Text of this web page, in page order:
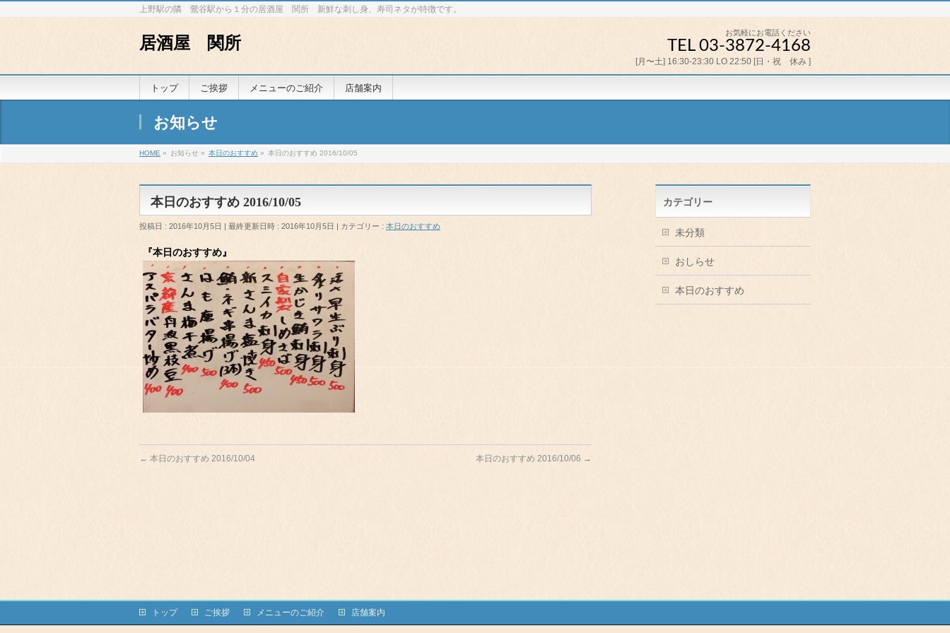
上野駅の隣 鶯谷駅から１分の居酒屋 関所 新鮮な刺し身、寿司ネタが特徴です。
居酒屋 関所
お気軽にお電話ください
TEL 03-3872-4168
[月〜土] 16:30-23:30 LO 22:50 [日・祝 休み ]
トップ ご挨拶 メニューのご紹介 店舗案内
お知らせ
HOME » お知らせ » 本日のおすすめ » 本日のおすすめ 2016/10/05
本日のおすすめ 2016/10/05
投稿日 : 2016年10月5日 最終更新日時 : 2016年10月5日 カテゴリー : 本日のおすすめ
『本日のおすすめ』
← 本日のおすすめ 2016/10/04 本日のおすすめ 2016/10/06 →
カテゴリー
未分類
おしらせ
本日のおすすめ
トップ ご挨拶 メニューのご紹介 店舗案内